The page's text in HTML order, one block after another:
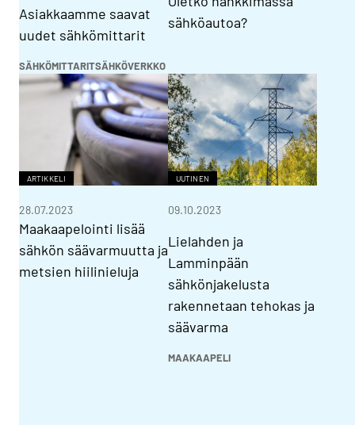
Asiakkaamme saavat
uudet sähkömittarit
SÄHKÖMITTARITSÄHKÖVERKKO
sähköautoa?
ARTIKKELI
Maakaapelointi lisää
sähkön säävarmuutta ja
metsien hiilinieluja
28.07.2023
UUTINEN
Lielahden ja
Lamminpään
sähkönjakelusta
rakennetaan tehokas ja
säävarma
09.10.2023
MAAKAAPELI